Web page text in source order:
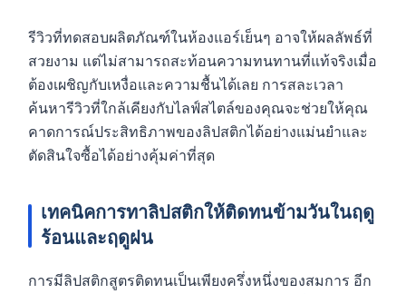
รีวิวที่ทดสอบผลิตภัณฑ์ในห้องแอร์เย็นๆ อาจให้ผลลัพธ์ที่
สวยงาม แต่ไม่สามารถสะท้อนความทนทานที่แท้จริงเมื่อ
ต้องเผชิญกับเหงื่อและความชื้นได้เลย การสละเวลา
ค้นหารีวิวที่ใกล้เคียงกับไลฟ์สไตล์ของคุณจะช่วยให้คุณ
คาดการณ์ประสิทธิภาพของลิปสติกได้อย่างแม่นยำและ
ตัดสินใจซื้อได้อย่างคุ้มค่าที่สุด
เทคนิคการทาลิปสติกให้ติดทนข้ามวันในฤดู
ร้อนและฤดูฝน
การมีลิปสติกสูตรติดทนเป็นเพียงครึ่งหนึ่งของสมการ อีก